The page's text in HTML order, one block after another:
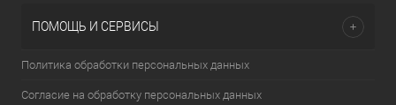
ПОМОЩЬ И СЕРВИСЫ
Политика обработки персональных данных
Согласие на обработку персональных данных